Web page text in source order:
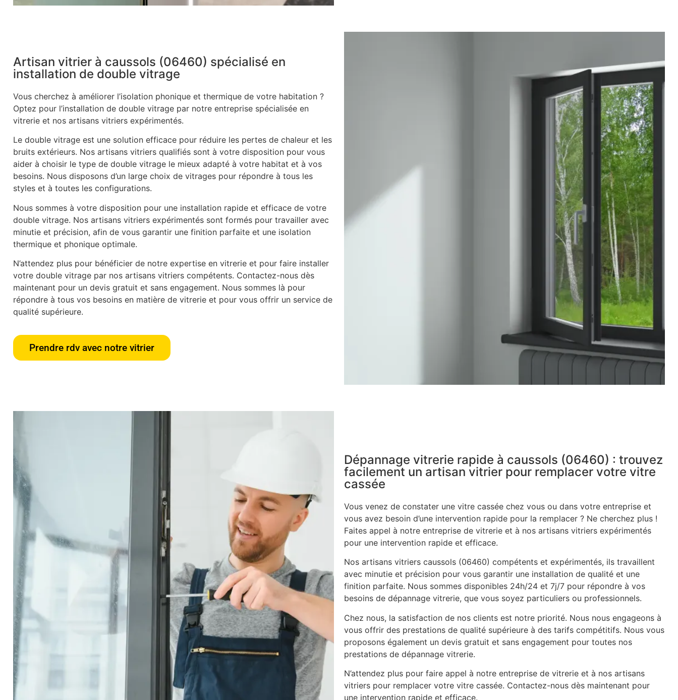
Artisan vitrier à caussols (06460) spécialisé en
installation de double vitrage
Vous cherchez à améliorer l’isolation phonique et thermique de votre habitation ?
Optez pour l’installation de double vitrage par notre entreprise spécialisée en
vitrerie et nos artisans vitriers expérimentés.
Le double vitrage est une solution efficace pour réduire les pertes de chaleur et les
bruits extérieurs. Nos artisans vitriers qualifiés sont à votre disposition pour vous
aider à choisir le type de double vitrage le mieux adapté à votre habitat et à vos
besoins. Nous disposons d’un large choix de vitrages pour répondre à tous les
styles et à toutes les configurations.
Nous sommes à votre disposition pour une installation rapide et efficace de votre
double vitrage. Nos artisans vitriers expérimentés sont formés pour travailler avec
minutie et précision, afin de vous garantir une finition parfaite et une isolation
thermique et phonique optimale.
N’attendez plus pour bénéficier de notre expertise en vitrerie et pour faire installer
votre double vitrage par nos artisans vitriers compétents. Contactez-nous dès
maintenant pour un devis gratuit et sans engagement. Nous sommes là pour
répondre à tous vos besoins en matière de vitrerie et pour vous offrir un service de
qualité supérieure.
Prendre rdv avec notre vitrier
Dépannage vitrerie rapide à caussols (06460) : trouvez
facilement un artisan vitrier pour remplacer votre vitre
cassée
Vous venez de constater une vitre cassée chez vous ou dans votre entreprise et
vous avez besoin d’une intervention rapide pour la remplacer ? Ne cherchez plus !
Faites appel à notre entreprise de vitrerie et à nos artisans vitriers expérimentés
pour une intervention rapide et efficace.
Nos artisans vitriers caussols (06460) compétents et expérimentés, ils travaillent
avec minutie et précision pour vous garantir une installation de qualité et une
finition parfaite. Nous sommes disponibles 24h/24 et 7j/7 pour répondre à vos
besoins de dépannage vitrerie, que vous soyez particuliers ou professionnels.
Chez nous, la satisfaction de nos clients est notre priorité. Nous nous engageons à
vous offrir des prestations de qualité supérieure à des tarifs compétitifs. Nous vous
proposons également un devis gratuit et sans engagement pour toutes nos
prestations de dépannage vitrerie.
N’attendez plus pour faire appel à notre entreprise de vitrerie et à nos artisans
vitriers pour remplacer votre vitre cassée. Contactez-nous dès maintenant pour
une intervention rapide et efficace.